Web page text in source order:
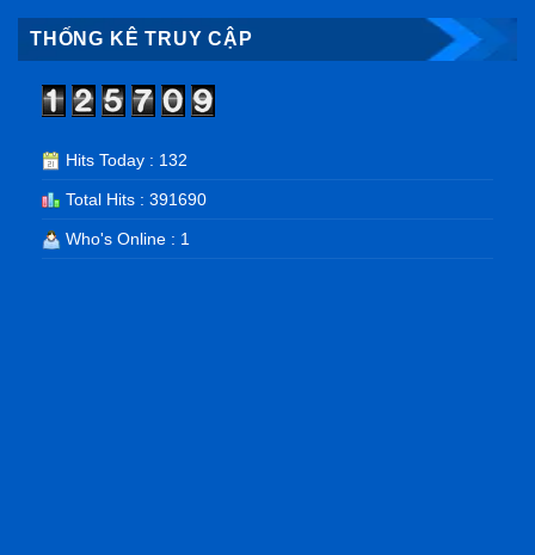
THỐNG KÊ TRUY CẬP
Hits Today : 132
Total Hits : 391690
Who's Online : 1